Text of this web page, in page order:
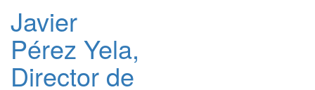
Javier
Pérez Yela,
Director de